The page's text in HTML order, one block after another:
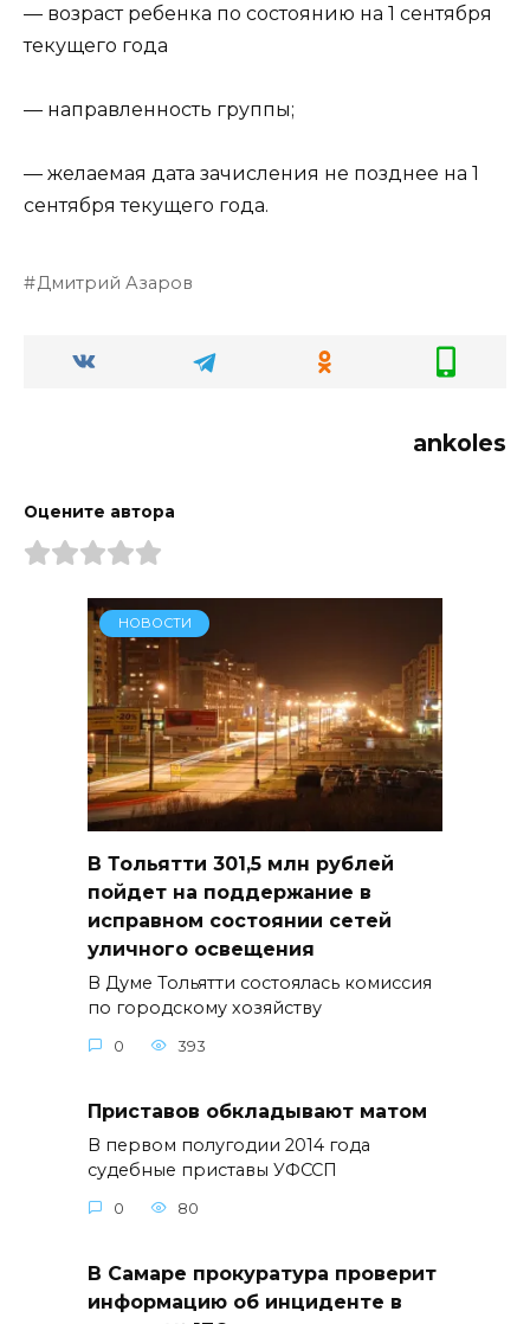
— возраст ребенка по состоянию на 1 сентября
текущего года
— направленность группы;
— желаемая дата зачисления не позднее на 1
сентября текущего года.
Дмитрий Азаров
ankoles
Оцените автора
НОВОСТИ
В Тольятти 301,5 млн рублей
пойдет на поддержание в
исправном состоянии сетей
уличного освещения
В Думе Тольятти состоялась комиссия
по городскому хозяйству
0 393
Приставов обкладывают матом
В первом полугодии 2014 года
судебные приставы УФССП
0 80
В Самаре прокуратура проверит
информацию об инциденте в